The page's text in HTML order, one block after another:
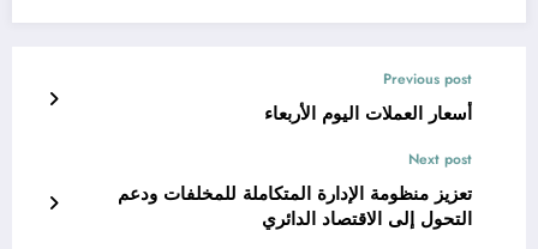
Previous post
أسعار العملات اليوم الأربعاء
Next post
تعزيز منظومة الإدارة المتكاملة للمخلفات ودعم
التحول إلى الاقتصاد الدائري